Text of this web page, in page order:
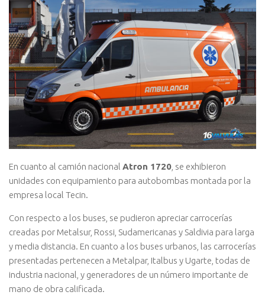
En cuanto al camión nacional Atron 1720 , se exhibieron
unidades con equipamiento para autobombas montada por la
empresa local Tecin.
Con respecto a los buses, se pudieron apreciar carrocerías
creadas por Metalsur, Rossi, Sudamericanas y Saldivia para larga
y media distancia. En cuanto a los buses urbanos, las carrocerías
presentadas pertenecen a Metalpar, Italbus y Ugarte, todas de
industria nacional, y generadores de un número importante de
mano de obra calificada.